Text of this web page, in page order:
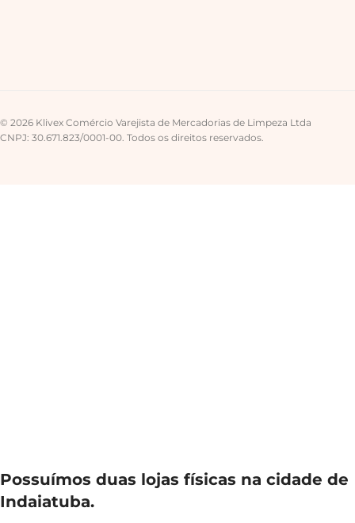
© 2026 Klivex Comércio Varejista de Mercadorias de Limpeza Ltda
CNPJ: 30.671.823/0001-00. Todos os direitos reservados.
Possuímos duas lojas físicas na cidade de
Indaiatuba.